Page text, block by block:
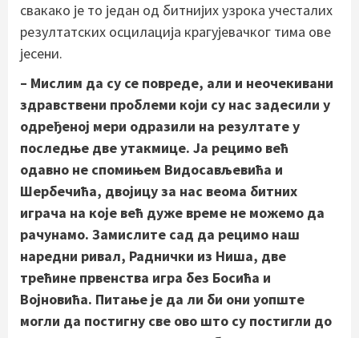
свакако је то један од битнијих узрока учесталих
резултатских осцилација крагујевачког тима ове
јесени.
– Мислим да су се повреде, али и неочекивани
здравствени проблеми који су нас задесили у
одређеној мери одразили на резултате у
последње две утакмице. Ја рецимо већ
одавно не спомињем Видосављевића и
Шербечића, двојицу за нас веома битних
играча на које већ дуже време не можемо да
рачунамо. Замислите сад да рецимо наш
наредни ривал, Раднички из Ниша, две
трећине првенства игра без Босића и
Војновића. Питање је да ли би они уопште
могли да постигну све ово што су постигли до